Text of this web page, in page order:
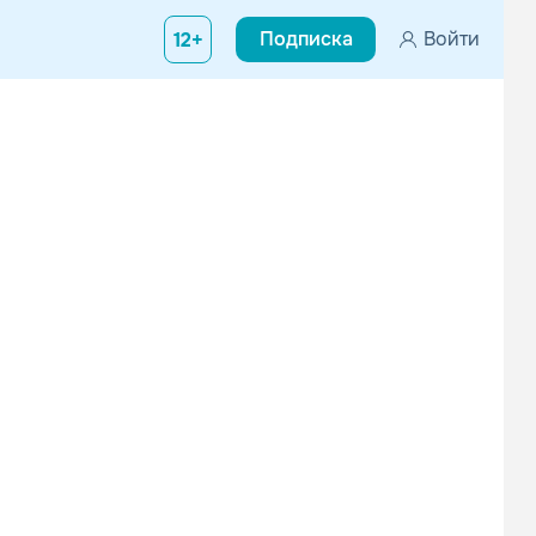
12+ Подписка Войти
недолгую карьеру, он успел дать около 100 концертов